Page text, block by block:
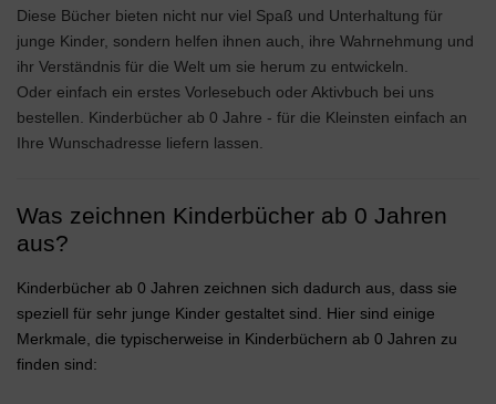
Diese Bücher bieten nicht nur viel Spaß und Unterhaltung für
junge Kinder, sondern helfen ihnen auch, ihre Wahrnehmung und
ihr Verständnis für die Welt um sie herum zu entwickeln.
Oder einfach ein erstes Vorlesebuch oder Aktivbuch bei uns
bestellen. Kinderbücher ab 0 Jahre - für die Kleinsten einfach an
Ihre Wunschadresse liefern lassen.
Was zeichnen Kinderbücher ab 0 Jahren
aus?
Kinderbücher ab 0 Jahren zeichnen sich dadurch aus, dass sie
speziell für sehr junge Kinder gestaltet sind. Hier sind einige
Merkmale, die typischerweise in Kinderbüchern ab 0 Jahren zu
finden sind: